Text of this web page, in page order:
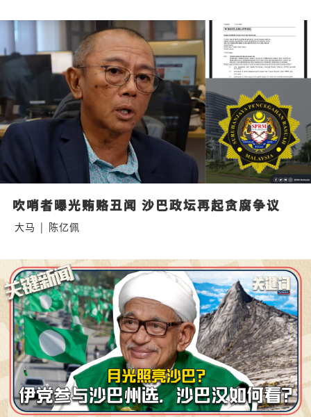
吹哨者曝光贿赂丑闻 沙巴政坛再起贪腐争议
大马 | 陈亿佩